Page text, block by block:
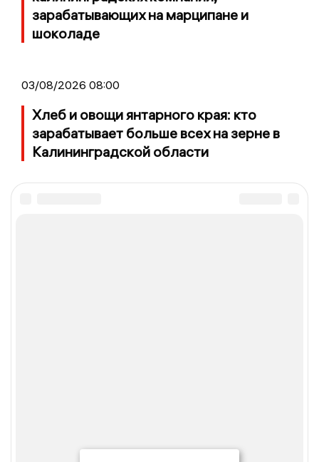
зарабатывающих на марципане и
шоколаде
03/08/2026 08:00
Хлеб и овощи янтарного края: кто
зарабатывает больше всех на зерне в
Калининградской области